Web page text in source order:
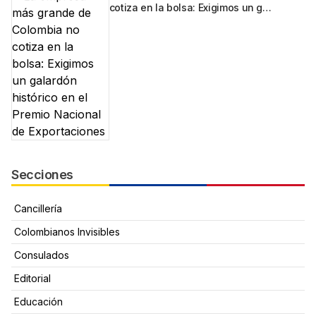
cotiza en la bolsa: Exigimos un g…
Secciones
Cancillería
Colombianos Invisibles
Consulados
Editorial
Educación